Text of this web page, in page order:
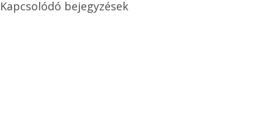
Kapcsolódó bejegyzések